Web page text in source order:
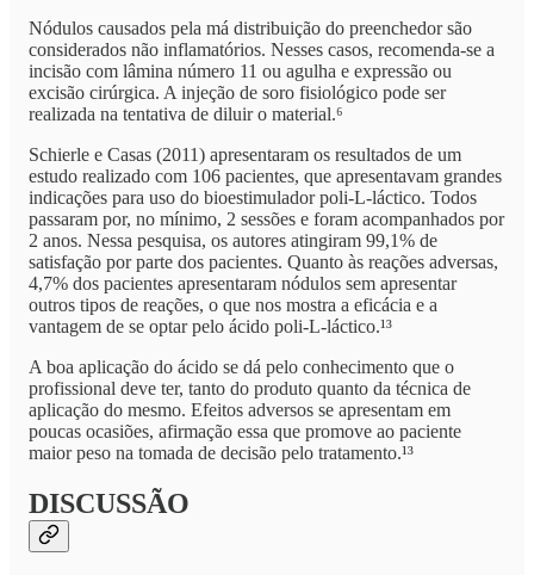
Nódulos causados pela má distribuição do preenchedor são
considerados não inflamatórios. Nesses casos, recomenda-se a
incisão com lâmina número 11 ou agulha e expressão ou
excisão cirúrgica. A injeção de soro fisiológico pode ser
realizada na tentativa de diluir o material.⁶
Schierle e Casas (2011) apresentaram os resultados de um
estudo realizado com 106 pacientes, que apresentavam grandes
indicações para uso do bioestimulador poli-L-láctico. Todos
passaram por, no mínimo, 2 sessões e foram acompanhados por
2 anos. Nessa pesquisa, os autores atingiram 99,1% de
satisfação por parte dos pacientes. Quanto às reações adversas,
4,7% dos pacientes apresentaram nódulos sem apresentar
outros tipos de reações, o que nos mostra a eficácia e a
vantagem de se optar pelo ácido poli-L-láctico.¹³
A boa aplicação do ácido se dá pelo conhecimento que o
profissional deve ter, tanto do produto quanto da técnica de
aplicação do mesmo. Efeitos adversos se apresentam em
poucas ocasiões, afirmação essa que promove ao paciente
maior peso na tomada de decisão pelo tratamento.¹³
DISCUSSÃO